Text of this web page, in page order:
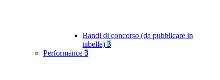
Bandi di concorso (da pubblicare in
tabelle) 3
Performance 3